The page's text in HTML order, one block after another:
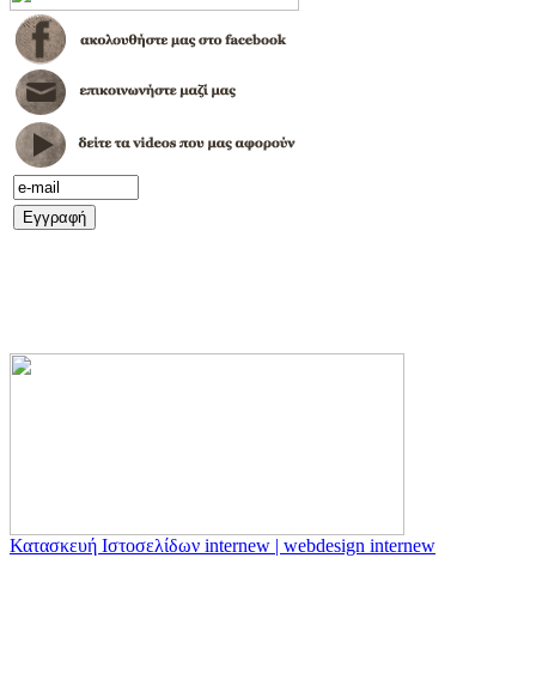
Κατασκευή Ιστοσελίδων internew | webdesign internew